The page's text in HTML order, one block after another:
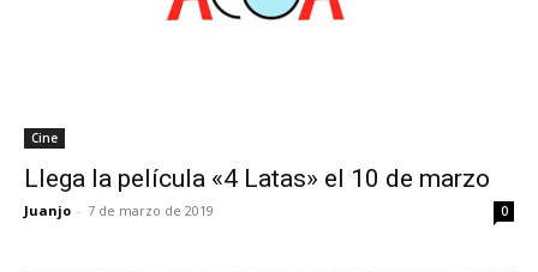
Cine
Llega la película «4 Latas» el 10 de marzo
Juanjo - 7 de marzo de 2019 0